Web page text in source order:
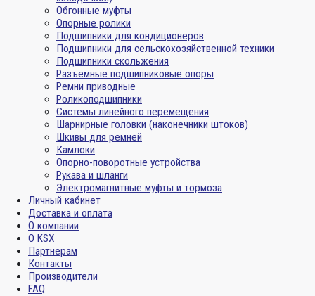
Обгонные муфты
Опорные ролики
Подшипники для кондиционеров
Подшипники для сельскохозяйственной техники
Подшипники скольжения
Разъемные подшипниковые опоры
Ремни приводные
Роликоподшипники
Системы линейного перемещения
Шарнирные головки (наконечники штоков)
Шкивы для ремней
Камлоки
Опорно-поворотные устройства
Рукава и шланги
Электромагнитные муфты и тормоза
Личный кабинет
Доставка и оплата
О компании
О KSX
Партнерам
Контакты
Производители
FAQ